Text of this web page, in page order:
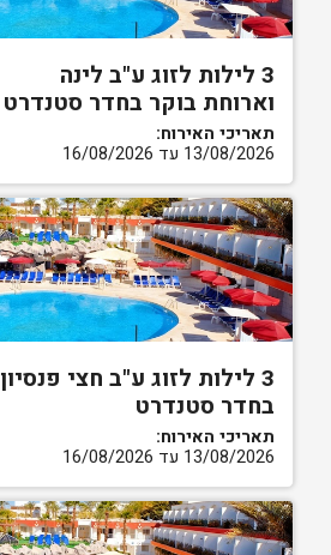
3 לילות לזוג ע"ב לינה
וארוחת בוקר בחדר סטנדרט
תאריכי האירוח:
13/08/2026 עד 16/08/2026
3 לילות לזוג ע"ב חצי פנסיון
בחדר סטנדרט
תאריכי האירוח:
13/08/2026 עד 16/08/2026